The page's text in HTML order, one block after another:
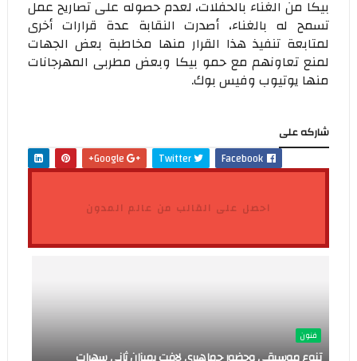
بيكا من الغناء بالحفلات، لعدم حصوله على تصاريح عمل
تسمح له بالغناء، أصدرت النقابة عدة قرارات أخرى
لمتابعة تنفيذ هذا القرار منها مخاطبة بعض الجهات
لمنع تعاونهم مع حمو بيكا وبعض مطربى المهرجانات
منها يوتيوب وفيس بوك.
شاركه على
Facebook
Twitter
احصل على القالب من عالم المدون
فنون